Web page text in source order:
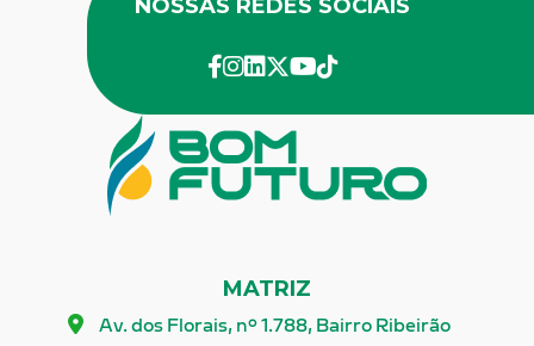
MATRIZ
Av. dos Florais, nº 1.788, Bairro Ribeirão
NOSSAS REDES SOCIAIS
facebook
instagram
linkedin
twitteryoutube
Tik-Tok